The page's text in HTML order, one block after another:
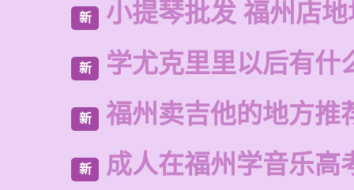
新 小提琴批发 福州店地
新 学尤克里里以后有什
新 福州卖吉他的地方推
新 成人在福州学音乐高